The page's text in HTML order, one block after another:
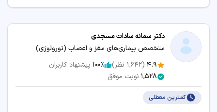
دکتر سمانه سادات مسجدی
متخصص بیماری‌های مغز و اعصاب (نورولوژی)
4.9
(
1,642 نظر) 100٪ پیشنهاد کاربران
1,528 نوبت موفق
کمترین معطلی